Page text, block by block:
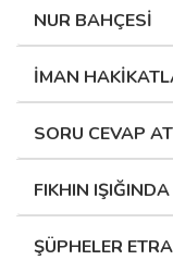
NUR BAHÇESİ
İMAN
SORU CEVAP
FIKHIN IŞIĞINDA
ŞÜPHELER